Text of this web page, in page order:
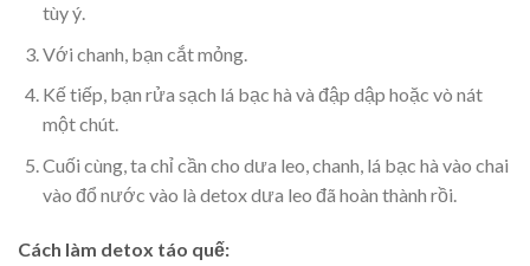
tùy ý.
Với chanh, bạn cắt mỏng.
Kế tiếp, bạn rửa sạch lá bạc hà và đập dập hoặc vò nát
một chút.
Cuối cùng, ta chỉ cần cho dưa leo, chanh, lá bạc hà vào chai
vào đổ nước vào là detox dưa leo đã hoàn thành rồi.
Cách làm detox táo quế: